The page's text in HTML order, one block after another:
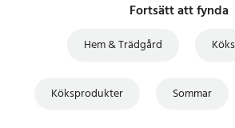
Fortsätt att fynda
Hem & Trädgård
Köksprodukter Sommar